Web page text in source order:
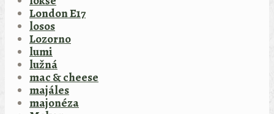
London E17
losos
Lozorno
lumi
lužná
mac & cheese
majáles
majonéza